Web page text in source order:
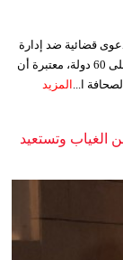
دعوى قضائية ضد إدارة
دونالد ترمب، الاثنين، على خلفية فرضه رسوماً جمركية على 60 دولة، معتبرة أن
ا...
المزيد
الغياب وتستعيد